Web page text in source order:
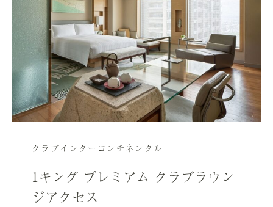
クラブインターコンチネンタル
1キング プレミアム クラブラウン
ジアクセス